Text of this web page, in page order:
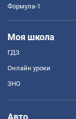
Формула-1
Моя школа
ГДЗ
Онлайн уроки
ЗНО
Авто